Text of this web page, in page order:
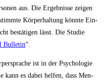
aus. Die Ergeb­nis­se zei­gen
Kör­per­hal­tung könn­te Ein­
bestä­ti­gen lässt. Die Stu­die
Bul­le­tin“.
ist in der Psy­cho­lo­gie
kann es dabei hel­fen, dass Men­